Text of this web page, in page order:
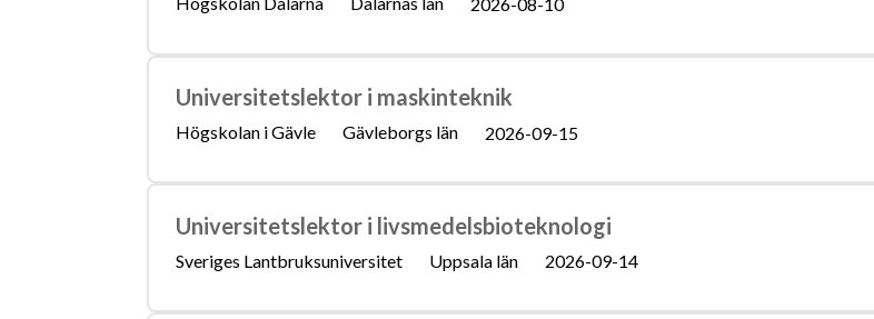
Universitetslektor i maskinteknik
Högskolan i Gävle Gävleborgs län 2026-09-15
Universitetslektor i livsmedelsbioteknologi
Sveriges Lantbruksuniversitet Uppsala län 2026-09-14